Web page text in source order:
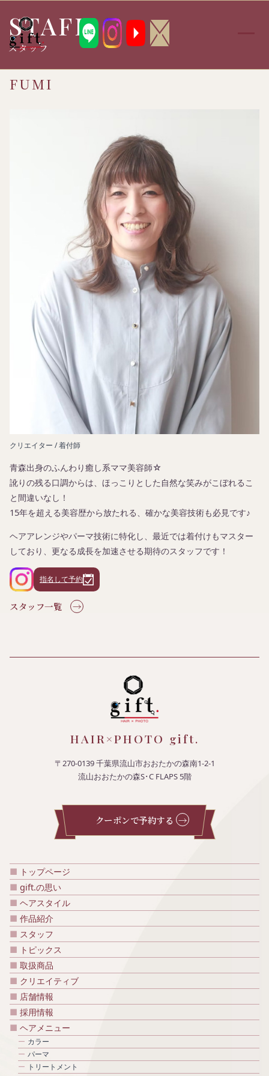
ー
STAFF
スタッフ
FUMI
クリエイター / ​着付師
青森出身のふんわり癒し系ママ美容師☆
訛りの残る口調からは、ほっこりとした自然な笑みがこぼれるこ
と間違いなし！
15年を超える美容歴から放たれる、確かな美容技術も必見です♪
ヘアアレンジやパーマ技術に特化し、最近では着付けもマスター
しており、更なる成長を加速させる期待のスタッフです！
指名して予約
スタッフ一覧
HAIR×PHOTO gift.
〒270-0139 千葉県流山市おおたかの森南1-2-1
流山おおたかの森S･C FLAPS 5階
クーポンで予約する
トップページ
gift.の思い
ヘアスタイル
作品紹介
スタッフ
トピックス
取扱商品
クリエイティブ
店舗情報
採用情報
ヘアメニュー
カラー
パーマ
トリートメント